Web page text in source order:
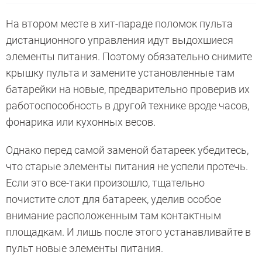
На втором месте в хит-параде поломок пульта
дистанционного управления идут выдохшиеся
элементы питания. Поэтому обязательно снимите
крышку пульта и замените установленные там
батарейки на новые, предварительно проверив их
работоспособность в другой технике вроде часов,
фонарика или кухонных весов.
Однако перед самой заменой батареек убедитесь,
что старые элементы питания не успели протечь.
Если это все-таки произошло, тщательно
почистите слот для батареек, уделив особое
внимание расположенным там контактным
площадкам. И лишь после этого устанавливайте в
пульт новые элементы питания.